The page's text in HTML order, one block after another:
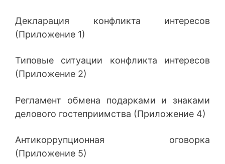
Декларация конфликта интересов
(Приложение 1)
Типовые ситуации конфликта интересов
(Приложение 2)
Регламент обмена подарками и знаками
делового гостеприимства (Приложение 4)
Антикоррупционная оговорка
(Приложение 5)